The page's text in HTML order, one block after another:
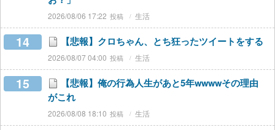
2026/08/06 17:22 生活
14 【悲報】クロちゃん、とち狂ったツイートをする
2026/08/07 04:00 生活
15
【悲報】俺の行為人生があと5年wwwwその理由
がこれ
2026/08/08 18:10 生活